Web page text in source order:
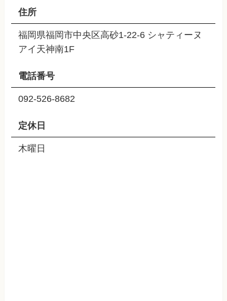
住所
福岡県福岡市中央区高砂1-22-6 シャティーヌ
アイ天神南1F
電話番号
092-526-8682
定休日
木曜日